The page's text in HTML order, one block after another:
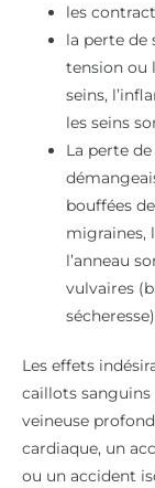
les
la perte de
tension ou
seins,
les seins
La perte
bouffées
migraines,
l’anneau
vulvaires
Les effets
caillots
veineuse
cardiaque, un
ou un accident